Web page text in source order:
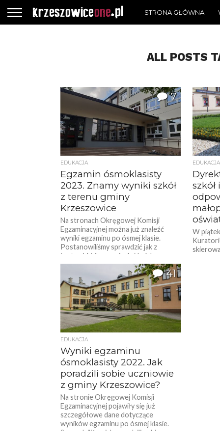
STRONA GŁÓWNA
ALL POSTS
7
EDUKACJA
Egzamin ósmoklasisty
2023. Znamy wyniki szkół
z terenu gminy
Krzeszowice
Na stronach Okręgowej Komisji
Egzaminacyjnej można już znaleźć
wyniki egzaminu po ósmej klasie.
Postanowiliśmy sprawdzić jak z
testami, które musi zdać każdy...
EDUKACJA
szkół
W
41
EDUKACJA
Wyniki egzaminu
ósmoklasisty 2022. Jak
poradzili sobie uczniowie
z gminy Krzeszowice?
Na stronie Okręgowej Komisji
Egzaminacyjnej pojawiły się już
szczegółowe dane dotyczące
wyników egzaminu po ósmej klasie.
Sprawdziliśmy jak poradzili sobie